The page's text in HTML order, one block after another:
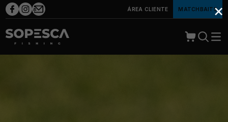
ÁREA CLIENTE MATCHBAITS×